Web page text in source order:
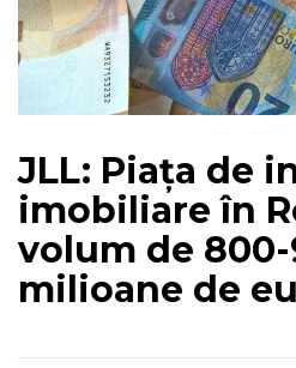
JLL: Piața de
imobiliare în
volum de
milioane de